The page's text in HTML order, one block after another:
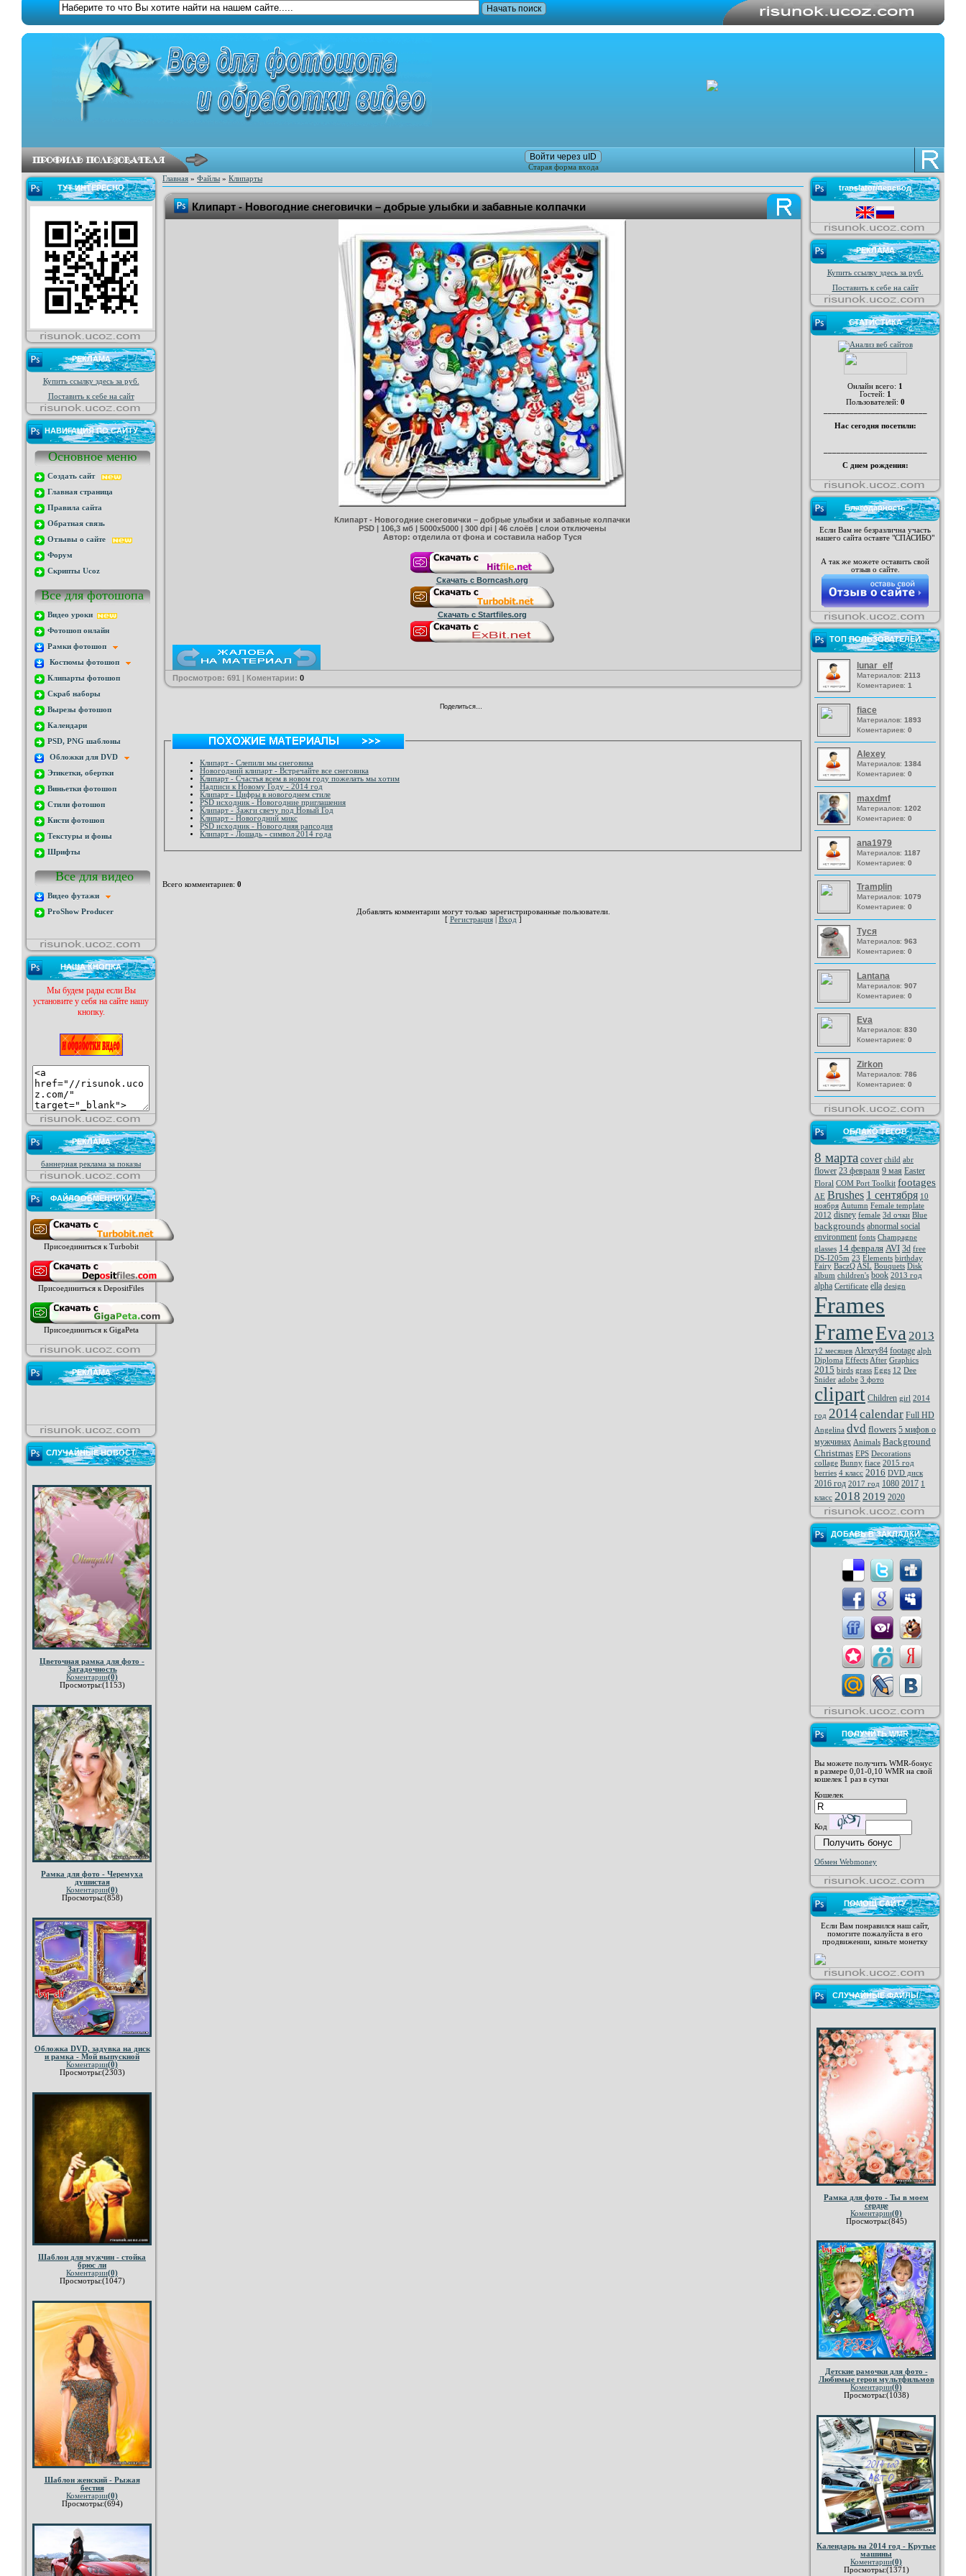
Войти через uID
Старая форма входа
ТУТ ИНТЕРЕСНО
РЕКЛАМА
Купить ссылку здесь за руб.
Поставить к себе на сайт
НАВИГАЦИЯ ПО САЙТУ
Основное меню
Создать сайт
Главная страница
Правила сайта
Обратная связь
Отзывы о сайте
Форум
Скрипты Ucoz
Все для фотошопа
Видео уроки
Фотошоп онлайн
Рамки фотошоп
Костюмы фотошоп
Клипарты фотошоп
Скраб наборы
Вырезы фотошоп
Календари
PSD, PNG шаблоны
Обложки для DVD
Этикетки, обертки
Виньетки фотошоп
Стили фотошоп
Кисти фотошоп
Текстуры и фоны
Шрифты
Все для видео
Видео футажи
ProShow Producer
НАША КНОПКА
Мы будем рады если Вы
установите у себя на сайте нашу
кнопку.
РЕКЛАМА
баннерная реклама за показы
ФАЙЛООБМЕННИКИ
Присоединиться к Turbobit
Присоединиться к DepositFiles
Присоединиться к GigaPeta
РЕКЛАМА
СЛУЧАЙНЫЕ НОВОСТ
Цветочная рамка для фото -
Загадочность
Коментарии(0)
Просмотры:(1153)
Рамка для фото - Черемуха
душистая
Коментарии(0)
Просмотры:(858)
Обложка DVD, задувка на диск
и рамка - Мой выпускной
Коментарии(0)
Просмотры:(2303)
Шаблон для мужчин - стойка
брюс ли
Коментарии(0)
Просмотры:(1047)
Шаблон женский - Рыжая
бестия
Коментарии(0)
Просмотры:(694)
Главная » Файлы » Клипарты
Клипарт - Новогодние снеговички – добрые улыбки и забавные колпачки
Клипарт - Новогодние снеговички – добрые улыбки и забавные колпачки
PSD | 106,3 мб | 5000х5000 | 300 dpi | 46 слоёв | слои отключены
Автор: отделила от фона и составила набор Туся
Скачать с Borncash.org
Скачать с Startfiles.org
Просмотров: 691 | Коментарии: 0
Поделиться…
Клипарт - Слепили мы снеговика
Новогодний клипарт - Встречайте все снеговика
Клипарт - Счастья всем в новом году пожелать мы хотим
Надписи к Новому Году - 2014 год
Клипарт - Цифры в новогоднем стиле
PSD исходник - Новогодние приглашения
Клипарт - Зажги свечу под Новый Год
Клипарт - Новогодний микс
PSD исходник - Новогодняя рапсодия
Клипарт - Лошадь - символ 2014 года
Всего комментариев: 0
Добавлять комментарии могут только зарегистрированные пользователи.
[ Регистрация| Вход ]
translator/перевод
РЕКЛАМА
Купить ссылку здесь за руб.
Поставить к себе на сайт
СТАТИСТИКА
Онлайн всего: 1
Гостей: 1
Пользователей: 0
Нас сегодня посетили:
С днем рождения:
Благодарность
Если Вам не безразлична участь
нашего сайта оставте "СПАСИБО"
А так же можете оставить свой
отзыв о сайте.
ТОП ПОЛЬЗОВАТЕЛЕЙ
lunar_elf
Материалов: 2113
Коментариев: 1
fiace
Материалов: 1893
Коментариев: 0
Alexey
Материалов: 1384
Коментариев: 0
maxdmf
Материалов: 1202
Коментариев: 0
ana1979
Материалов: 1187
Коментариев: 0
Tramplin
Материалов: 1079
Коментариев: 0
Туся
Материалов: 963
Коментариев: 0
Lantana
Материалов: 907
Коментариев: 0
Eva
Материалов: 830
Коментариев: 0
Zirkon
Материалов: 786
Коментариев: 0
ОБЛАКО ТЕГОВ
8 марта cover child abr
flower 23 февраля 9 мая Easter
Floral COM Port Toolkit footages
AE Brushes 1 сентября 10
ноября Autumn Female template
2012 disney female 3d очки Blue
backgrounds abnormal social
environment fonts Champagne
glasses 14 февраля AVI 3d free
DS-I205m 23 Elements birthday
Fairy BaczQ ASL Bouquets Disk
album children's book 2013 год
alpha Certificate ella design
Frames
FrameEva 2013
12 месяцев Alexey84 footage alph
Diploma Effects After Graphics
2015 birds grass Eggs 12 Dee
Snider adobe 3 фото
clipart Children girl 2014
год 2014calendar Full HD
Angelina dvd flowers 5 мифов о
мужчинах Animals Background
Christmas EPS Decorations
collage Bunny fiace 2015 год
berries 4 класс 2016 DVD диск
2016 год 2017 год 1080 2017 1
класс 2018 2019 2020
ДОБАВЬ В ЗАКЛАДКИ
ПОЛУЧИТЬ WMR
Вы можете получить WMR-бонус
в размере 0,01-0,10 WMR на свой
кошелек 1 раз в сутки
Кошелек
Код
Обмен Webmoney
ПОМОЩ САЙТУ
Если Вам понравился наш сайт,
помогите пожалуйста в его
продвижении, киньте монетку
СЛУЧАЙНЫЕ ФАЙЛЫ
Рамка для фото - Ты в моем
сердце
Коментарии(0)
Просмотры:(845)
Детские рамочки для фото -
Любимые герои мультфильмов
Коментарии(0)
Просмотры:(1038)
Календарь на 2014 год - Крутые
машины
Коментарии(0)
Просмотры:(1371)